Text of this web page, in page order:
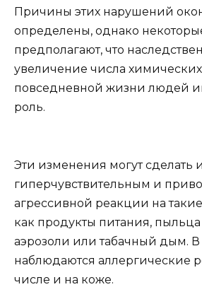
Причины этих нарушений
определены, однако
предполагают, что
увеличение числа
повседневной жизни людей
роль.
Эти изменения могут сделать
гиперчувствительным и
агрессивной реакции на
как продукты питания,
аэрозоли или табачный дым. В
наблюдаются аллергические
числе и на коже.